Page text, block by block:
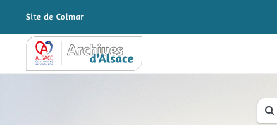
Archives Alsace - Colmar